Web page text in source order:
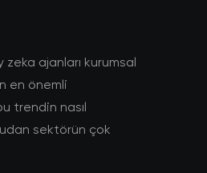
ajanları kurumsal
en önemli
trendin nasıl
sektörün çok